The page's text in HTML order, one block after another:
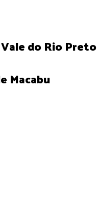
Vale do Rio Preto
Macabu